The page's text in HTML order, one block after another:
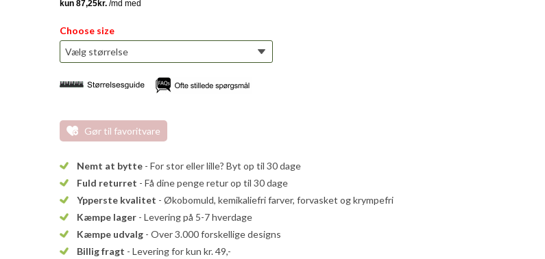
Choose size
Gør til favoritvare
Nemt at bytte - For stor eller lille? Byt op til 30 dage
Fuld returret - Få dine penge retur op til 30 dage
Ypperste kvalitet - Økobomuld, kemikaliefri farver, forvasket og krympefri
Kæmpe lager - Levering på 5-7 hverdage
Kæmpe udvalg - Over 3.000 forskellige designs
Billig fragt - Levering for kun kr. 49,-